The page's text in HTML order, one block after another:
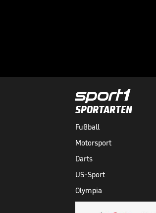
SPORTARTEN
Fußball
Motorsport
Darts
US-Sport
Olympia